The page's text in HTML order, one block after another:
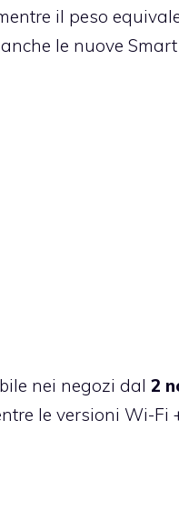
il peso
le nuove
nei negozi dal 2
le versioni Wi-Fi